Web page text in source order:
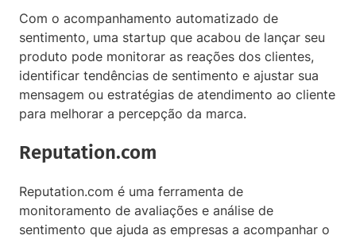
Com o acompanhamento automatizado de
sentimento, uma startup que acabou de lançar seu
produto pode monitorar as reações dos clientes,
identificar tendências de sentimento e ajustar sua
mensagem ou estratégias de atendimento ao cliente
para melhorar a percepção da marca.
Reputation.com
Reputation.com é uma ferramenta de
monitoramento de avaliações e análise de
sentimento que ajuda as empresas a acompanhar o